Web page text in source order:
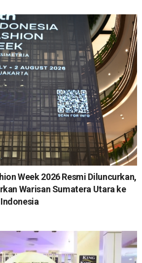
Week 2026 Resmi Diluncurkan,
Warisan Sumatera Utara ke